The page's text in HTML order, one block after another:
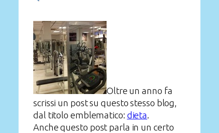
Oltre un anno fa
scrissi un post su questo stesso blog,
dal titolo emblematico: dieta.
Anche questo post parla in un certo